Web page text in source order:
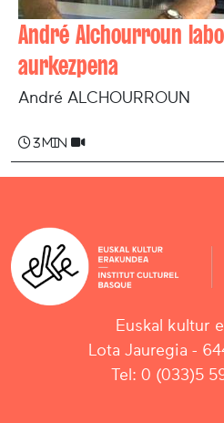
André Alchourroun
aurkezpena
André ALCHOURROUN
3 min
Euskal kultur
Lota Jauregia -
Tel: 0 (033)5